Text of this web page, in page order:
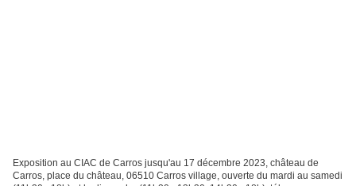
Exposition au CIAC de Carros jusqu'au 17 décembre 2023, château de
Carros, place du château, 06510 Carros village, ouverte du mardi au samedi